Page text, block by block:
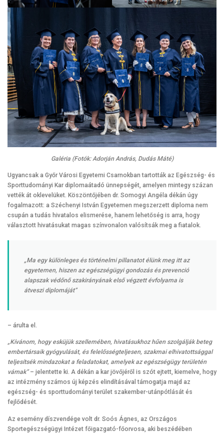
Galéria (Fotók: Adorján András, Dudás Máté)
Ugyancsak a Győr Városi Egyetemi Csarnokban tartották az Egészség- és
Sporttudományi Kar diplomaátadó ünnepségét, amelyen mintegy százan
vették át oklevelüket. Köszöntőjében dr. Somogyi Angéla dékán úgy
fogalmazott: a Széchenyi István Egyetemen megszerzett diploma nem
csupán a tudás hivatalos elismerése, hanem lehetőség is arra, hogy
választott hivatásukat magas színvonalon valósítsák meg a fiatalok.
„Ma egy különleges és történelmi pillanatot élünk meg itt az
egyetemen, hiszen az egészségügyi gondozás és prevenció
alapszak védőnő szakirányának első végzett évfolyama is
átveszi diplomáját”
– árulta el.
„Kívánom, hogy esküjük szellemében, hivatásukhoz hűen szolgálják beteg
embertársaik gyógyulását, és felelősségteljesen, szakmai elhivatottsággal
teljesítsék mindazokat a feladatokat, amelyek az egészségügy területén
várnak”– jelentette ki. A dékán a kar jövőjéről is szót ejtett, kiemelve, hogy
az intézmény számos új képzés elindításával támogatja majd az
egészség- és sporttudományi terület szakember-utánpótlását és
fejlődését.
Az esemény díszvendége volt dr. Soós Ágnes, az Országos
Sportegészségügyi Intézet főigazgató-főorvosa, aki beszédében